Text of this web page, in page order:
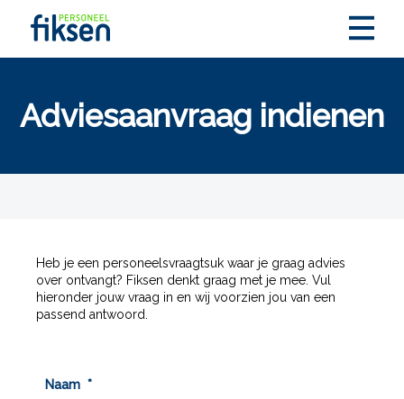
Adviesaanvraag indienen
Heb je een personeelsvraagtsuk waar je graag advies
over ontvangt? Fiksen denkt graag met je mee. Vul
hieronder jouw vraag in en wij voorzien jou van een
passend antwoord.
Naam *